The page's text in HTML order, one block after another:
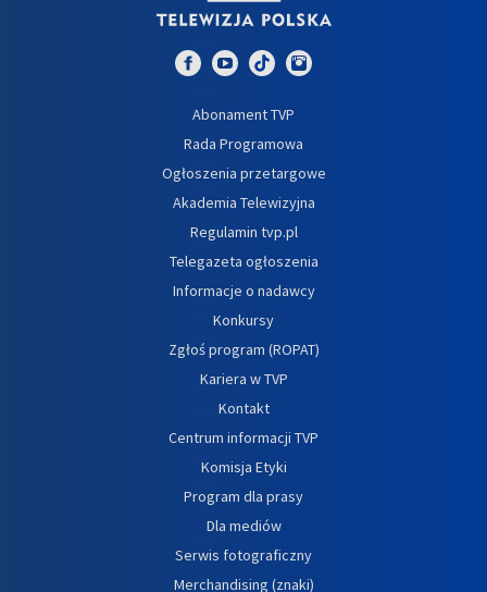
Abonament TVP
Rada Programowa
Ogłoszenia przetargowe
Akademia Telewizyjna
Regulamin tvp.pl
Telegazeta ogłoszenia
Informacje o nadawcy
Konkursy
Zgłoś program (ROPAT)
Kariera w TVP
Kontakt
Centrum informacji TVP
Komisja Etyki
Program dla prasy
Dla mediów
Serwis fotograficzny
Merchandising (znaki)